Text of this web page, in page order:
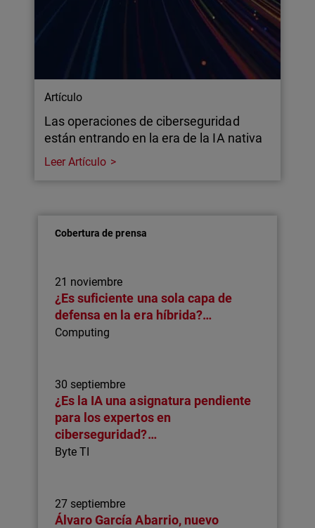
Artículo
Las operaciones de ciberseguridad
están entrando en la era de la IA nativa
Leer Artículo
Cobertura de prensa
21 noviembre
¿Es suficiente una sola capa de
defensa en la era híbrida?…
Computing
30 septiembre
¿Es la IA una asignatura pendiente
para los expertos en
ciberseguridad?…
Byte TI
27 septiembre
Álvaro García Abarrio, nuevo